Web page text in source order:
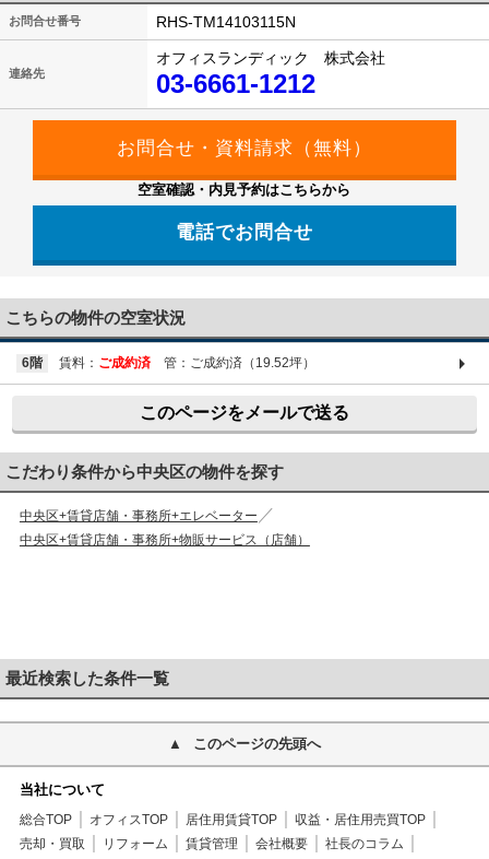
お問合せ番号 RHS-TM14103115N
連絡先
オフィスランディック 株式会社
03-6661-1212
空室確認・内見予約はこちらから
電話でお問合せ
こちらの物件の空室状況
6階 賃料： ご成約済 管：ご成約済（19.52坪）
このページをメールで送る
こだわり条件から中央区の物件を探す
中央区+賃貸店舗・事務所+エレベーター
中央区+賃貸店舗・事務所+物販サービス（店舗）
最近検索した条件一覧
このページの先頭へ
当社について
総合TOP オフィスTOP 居住用賃貸TOP
収益・居住用売買TOP
売却・買取
リフォーム 賃貸管理 会社概要
社長のコラム